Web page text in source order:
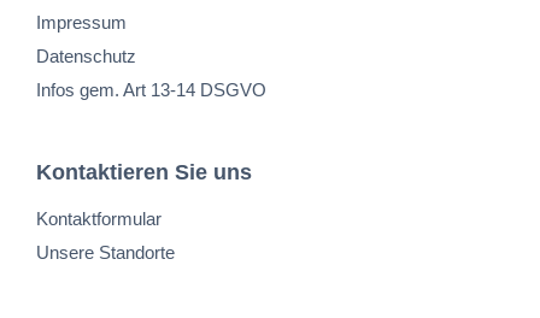
Impressum
Datenschutz
Infos gem. Art 13-14 DSGVO
Kontaktieren Sie uns
Kontaktformular
Unsere Standorte